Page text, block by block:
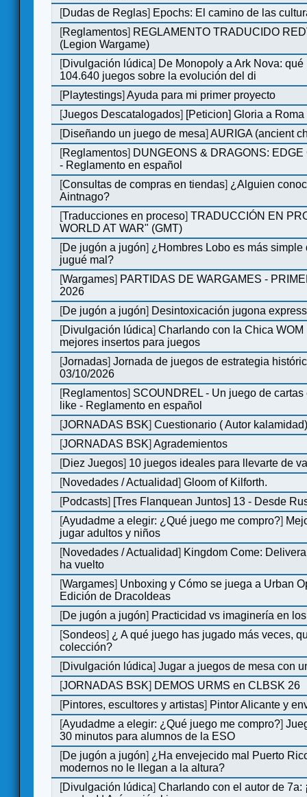
[Dudas de Reglas] Epochs: El camino de las
[Reglamentos] REGLAMENTO TRADUCIDO
(Legion Wargame)
[Divulgación lúdica] De Monopoly a Ark Nova:
104.640 juegos sobre la evolución del di
[Playtestings]Ayuda para mi primer proyecto
[Juegos Descatalogados] [Peticion] Gloria a Roma
[Diseñando un juego de mesa]AURIGA (ancient
[Reglamentos] DUNGEONS & DRAGONS:
- Reglamento en español
[Consultas de compras en tiendas] ¿Alguien
Aintnago?
[Traducciones en proceso]TRADUCCIÓN EN
WORLD AT WAR" (GMT)
[De jugón a jugón] ¿Hombres Lobo es más simple
jugué mal?
[Wargames] PARTIDAS DE WARGAMES -
2026
[De jugón a jugón] Desintoxicación jugona express
[Divulgación lúdica]Charlando con la Chica WOM
mejores insertos para juegos
[Jornadas]Jornada de juegos de estrategia
03/10/2026
[Reglamentos] SCOUNDREL - Un juego de
like - Reglamento en español
[JORNADAS BSK]Cuestionario ( Autor
[JORNADAS BSK]Agrademientos
[Diez Juegos] 10 juegos ideales para llevarte de
[Novedades / Actualidad]Gloom of Kilforth.
[Podcasts] [Tres Flanquean Juntos] 13 - Desde
[Ayudadme a elegir: ¿Qué juego me compro?]
jugar adultos y niños
[Novedades / Actualidad] Kingdom Come:
ha vuelto
[Wargames] Unboxing y Cómo se juega a Urban
Edición de DracoIdeas
[De jugón a jugón] Practicidad vs imaginería en
[Sondeos] ¿ A qué juego has jugado más veces,
colección?
[Divulgación lúdica]Jugar a juegos de mesa con
[JORNADAS BSK] DEMOS URMS en CLBSK 26
[Pintores, escultores y artistas] Pintor Alicante y
[Ayudadme a elegir: ¿Qué juego me compro?]
30 minutos para alumnos de la ESO
[De jugón a jugón] ¿Ha envejecido mal Puerto
modernos no le llegan a la altura?
[Divulgación lúdica]Charlando con el autor de 7a: